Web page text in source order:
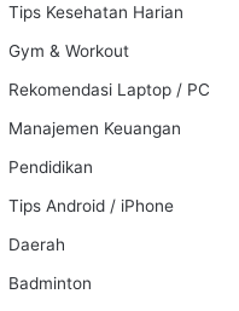
Tips Kesehatan Harian
Gym & Workout
Rekomendasi Laptop / PC
Manajemen Keuangan
Pendidikan
Tips Android / iPhone
Daerah
Badminton